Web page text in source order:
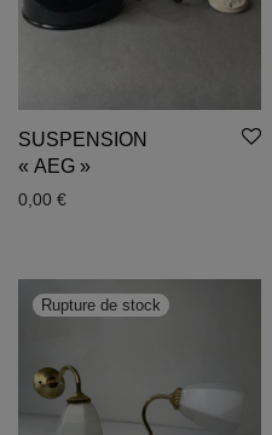
SUSPENSION
« AEG »
0,00 €